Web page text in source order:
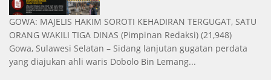
GOWA: MAJELIS HAKIM SOROTI KEHADIRAN TERGUGAT, SATU
ORANG WAKILI TIGA DINAS (Pimpinan Redaksi) (21,948)
Gowa, Sulawesi Selatan – Sidang lanjutan gugatan perdata
yang diajukan ahli waris Dobolo Bin Lemang...